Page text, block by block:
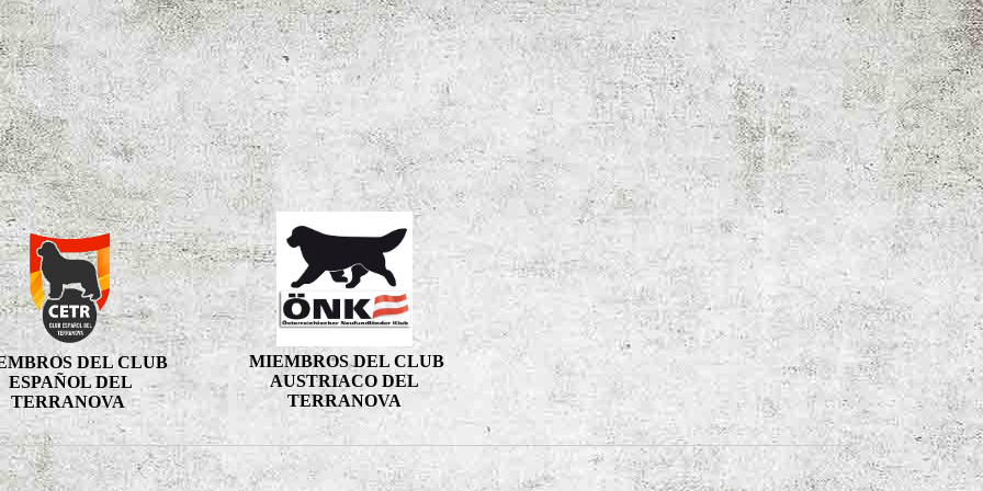
DEL CLUB
ESPAÑOL DEL
TERRANOVA
MIEMBROS DEL CLUB
AUSTRIACO DEL
TERRANOVA